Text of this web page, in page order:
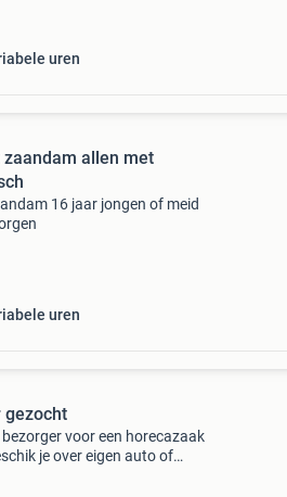
uren
allen met
16 jaar jongen of meid
uren
gezocht
voor een horecazaak
je over eigen auto of